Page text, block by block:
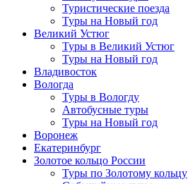
Туристические поезда
Туры на Новый год
Великий Устюг
Туры в Великий Устюг
Туры на Новый год
Владивосток
Вологда
Туры в Вологду
Автобусные туры
Туры на Новый год
Воронеж
Екатеринбург
Золотое кольцо России
Туры по Золотому кольцу